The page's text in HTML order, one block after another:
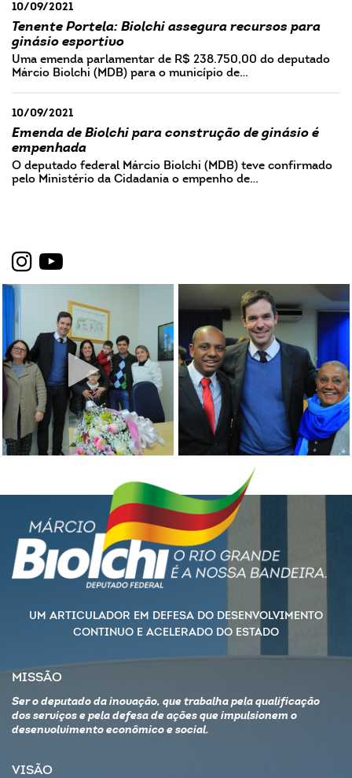
10/09/2021
Tenente Portela: Biolchi assegura recursos para
ginásio esportivo
Uma emenda parlamentar de R$ 238.750,00 do deputado
Márcio Biolchi (MDB) para o município de…
10/09/2021
Emenda de Biolchi para construção de ginásio é
empenhada
O deputado federal Márcio Biolchi (MDB) teve confirmado
pelo Ministério da Cidadania o empenho de…
UM ARTICULADOR EM DEFESA DO DESENVOLVIMENTO
CONTINUO E ACELERADO DO ESTADO
MISSÃO
Ser o deputado da inovação, que trabalha pela qualificação
dos serviços e pela defesa de ações que impulsionem o
desenvolvimento econômico e social.
VISÃO